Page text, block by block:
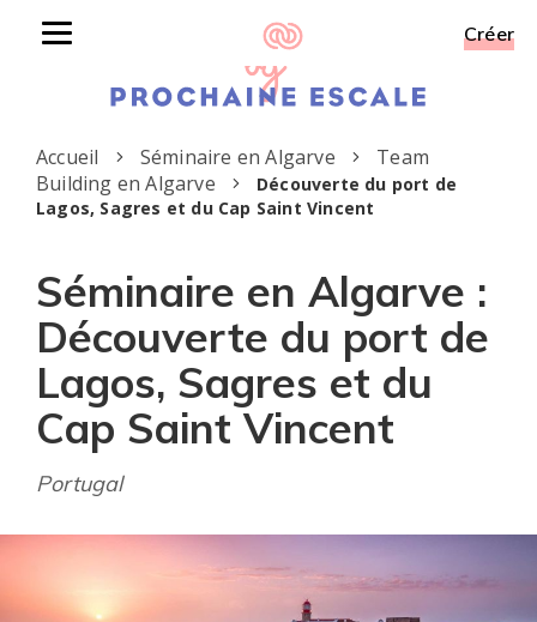
Toggle
Créer
Accueil Séminaire en Algarve
Team
Building en Algarve
Découverte du port de
Lagos, Sagres et du Cap Saint Vincent
Séminaire en Algarve :
Découverte du port de
Lagos, Sagres et du
Cap Saint Vincent
Portugal